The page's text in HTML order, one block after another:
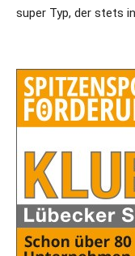
super Typ, der stets